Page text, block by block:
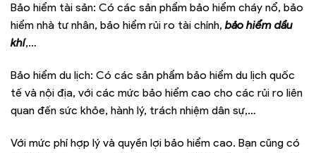
Bảo hiểm tài sản: Có các sản phẩm bảo hiểm cháy nổ, bảo
hiểm nhà tư nhân, bảo hiểm rủi ro tài chính, bảo hiểm dầu
khí,…
Bảo hiểm du lịch: Có các sản phẩm bảo hiểm du lịch quốc
tế và nội địa, với các mức bảo hiểm cao cho các rủi ro liên
quan đến sức khỏe, hành lý, trách nhiệm dân sự,…
Với mức phí hợp lý và quyền lợi bảo hiểm cao. Bạn cũng có